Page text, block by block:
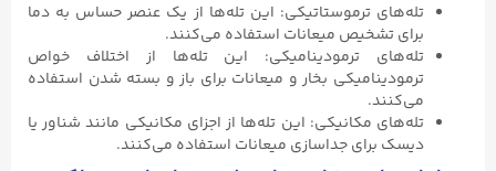
تله‌های ترموستاتیکی: این تله‌ها از یک عنصر حساس به دما
برای تشخیص میعانات استفاده می‌کنند.
تله‌های ترمودینامیکی: این تله‌ها از اختلاف خواص
ترمودینامیکی بخار و میعانات برای باز و بسته شدن استفاده
می‌کنند.
تله‌های مکانیکی: این تله‌ها از اجزای مکانیکی مانند شناور یا
دیسک برای جداسازی میعانات استفاده می‌کنند.